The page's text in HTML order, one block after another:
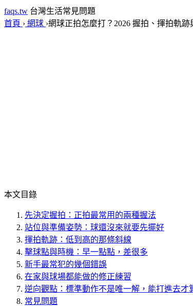
faqs.tw 台灣生活常見問題
首頁 › 網球 ›網球正拍怎麼打？2026 握拍、揮拍軌跡
本文目錄
先決定握拍：正拍最常用的兩種握法
站位與準備姿勢：球還沒來就要先擺好
揮拍軌跡：低到高的那條斜線
擊球點與時機：早一點點，差很多
新手最常犯的幾個錯誤
在家與球場都能做的修正練習
逆向觀點：標準動作不是唯一解，能打進去才
常見問題